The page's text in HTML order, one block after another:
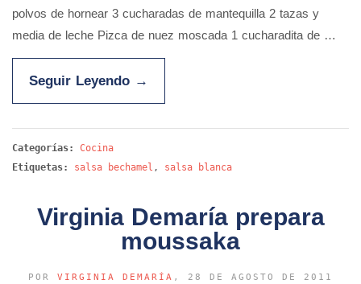
polvos de hornear 3 cucharadas de mantequilla 2 tazas y
media de leche Pizca de nuez moscada 1 cucharadita de …
Seguir Leyendo →
Categorías: Cocina
Etiquetas:
salsa bechamel , salsa blanca
Virginia Demaría prepara
moussaka
POR VIRGINIA DEMARÍA , 28 DE AGOSTO DE 2011